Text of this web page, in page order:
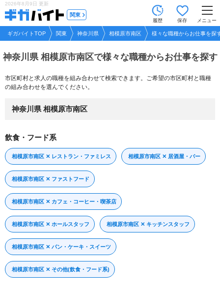
2026年8月9日 更新
関東
履歴 保存 メニュー
ギガバイトTOP 関東 神奈川県 相模原市南区 様々な職種からお仕事を探
神奈川県 相模原市南区で様々な職種からお仕事を探す
市区町村と求人の職種を組み合わせて検索できます。ご希望の市区町村と職種
の組み合わせを選んでください。
神奈川県 相模原市南区
飲食・フード系
相模原市南区 ✕ レストラン・ファミレス 相模原市南区 ✕ 居酒屋・バー
相模原市南区 ✕ ファストフード
相模原市南区 ✕ カフェ・コーヒー・喫茶店
相模原市南区 ✕ ホールスタッフ 相模原市南区 ✕ キッチンスタッフ
相模原市南区 ✕ パン・ケーキ・スイーツ
相模原市南区 ✕ その他(飲食・フード系)